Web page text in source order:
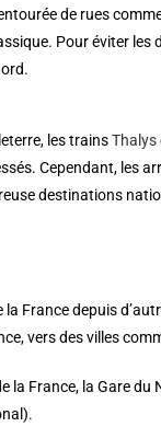
de rues
Pour éviter
les trainsThalys
Cependant, les
destinations
France depuis
vers des villes
la France, la Gare